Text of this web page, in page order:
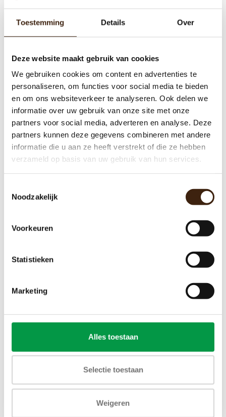
Toestemming Details Over
Deze website maakt gebruik van cookies
We gebruiken cookies om content en advertenties te
personaliseren, om functies voor social media te bieden
en om ons websiteverkeer te analyseren. Ook delen we
informatie over uw gebruik van onze site met onze
partners voor social media, adverteren en analyse. Deze
partners kunnen deze gegevens combineren met andere
informatie die u aan ze heeft verstrekt of die ze hebben
verzameld op basis van uw gebruik van hun services.
Noodzakelijk
Voorkeuren
Statistieken
Marketing
Alles toestaan
Selectie toestaan
Weigeren
Ventiel Muller 24v 9.5 Watt
Wittenborg
€38,45
Meer informatie
€19,00
Toevoegen aan winkelwagen